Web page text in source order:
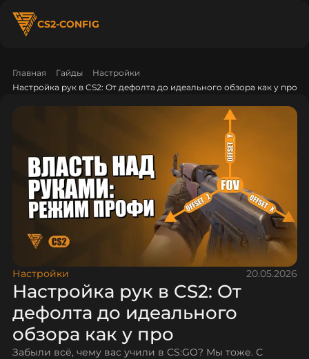
CS2-CONFIG
Главная Гайды
Настройки
Настройка рук в CS2: От дефолта до идеального обзора как у про
Настройки 20.05.2026
Настройка рук в CS2: От
дефолта до идеального
обзора как у про
Забыли всё, чему вас учили в CS:GO? Мы тоже. С